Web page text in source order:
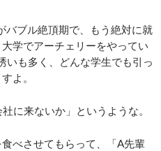
ブル絶頂期で、もう絶対に就
学でアーチェリーをやってい
いも多く、どんな学生でも引っ
よ。
に来ないか」というような。
べさせてもらって、「A先輩